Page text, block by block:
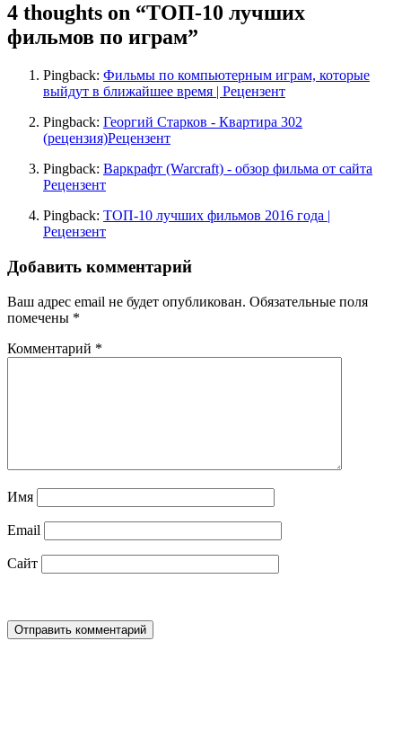
4 thoughts on “ТОП-10 лучших
фильмов по играм”
Pingback: Фильмы по компьютерным играм, которые
выйдут в ближайшее время | Рецензент
Pingback: Георгий Старков - Квартира 302
(рецензия)Рецензент
Pingback: Варкрафт (Warcraft) - обзор фильма от сайта
Рецензент
Pingback: ТОП-10 лучших фильмов 2016 года |
Рецензент
Добавить комментарий
Ваш адрес email не будет опубликован. Обязательные поля
помечены *
Комментарий *
Имя
Email
Сайт